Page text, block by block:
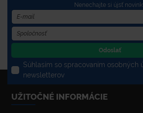
Nenechajte si újsť
Odoslať
Súhlasím so spracovaním osobných
newsletterov
UŽITOČNÉ INFORMÁCIE